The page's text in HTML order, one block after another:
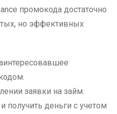
промокода достаточно
но эффективных
заявки на займ.
получить деньги с учетом